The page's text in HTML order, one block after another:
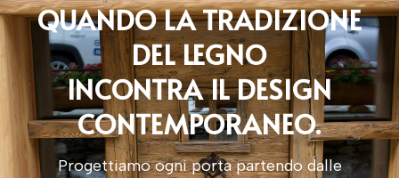
QUANDO LA TRADIZIONE
DEL LEGNO
INCONTRA IL DESIGN
CONTEMPORANEO.
Progettiamo ogni porta partendo dalle